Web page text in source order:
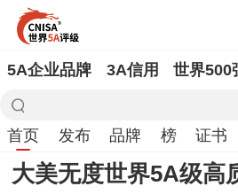
5A企业品牌 3A信用 世界500
首页 发布 品牌 榜 证书
大美无度世界5A级高